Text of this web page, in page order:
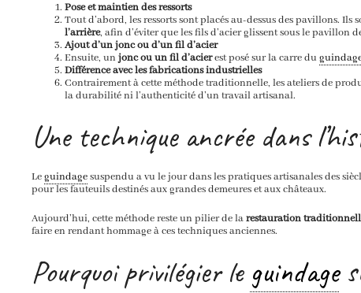
Pose et maintien des ressorts
Tout d’abord, les ressorts sont placés au-dessus des pavillons. Ils
l’arrière, afin d’éviter que les fils d’acier glissent sous le pavillon
Ajout d’un jonc ou d’un fil d’acier
Ensuite, unjonc ou un fil d’acierest posé sur la carre du
Différence avec les fabrications industrielles
Contrairement à cette méthode traditionnelle, les ateliers de
la durabilité ni l’authenticité d’un travail artisanal.
Une technique ancrée dans
Leguindagesuspendu a vu le jour dans les pratiques artisanales des
pour les fauteuils destinés aux grandes demeures et aux châteaux.
Aujourd’hui, cette méthode reste un pilier de larestauration
faire en rendant hommage à ces techniques anciennes.
Pourquoi privilégier le guindage